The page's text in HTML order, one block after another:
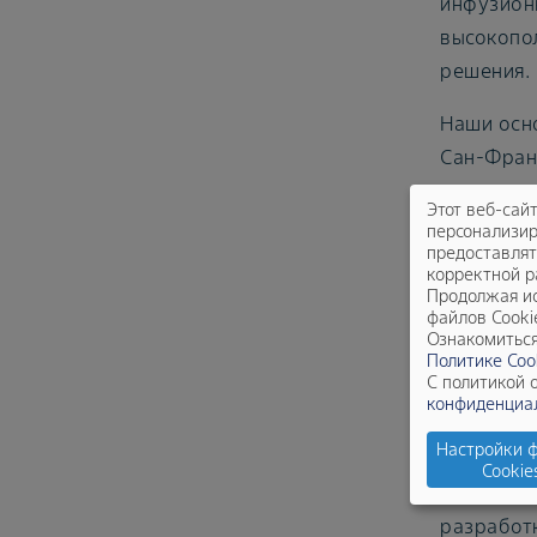
решения.
Наши
Сан-
Наши
новых
Этот веб-
корректной
Продолжая
файлов
Политике
С политикой
Настройки